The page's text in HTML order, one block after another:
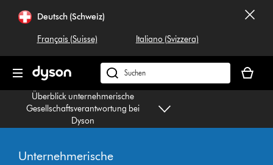
überspringenDeutsch (Schweiz)
Français (Suisse) Italiano (Svizzera)
Dyson.ch
durchsuchen
ist
Überblick unternehmerische
Gesellschaftsverantwortung bei
Dyson
Unternehmerische